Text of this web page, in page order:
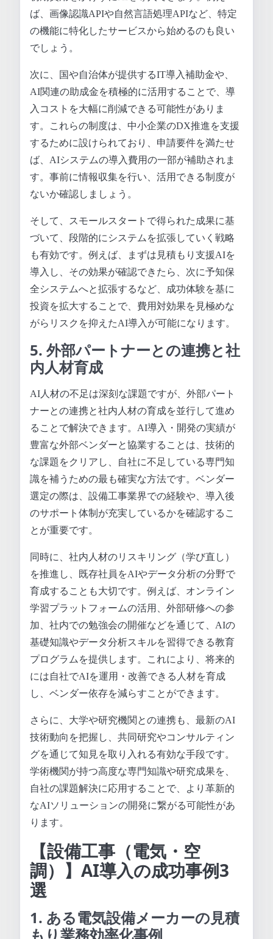
ば、画像認識APIや自然言語処理APIなど、特定
の機能に特化したサービスから始めるのも良い
でしょう。
次に、国や自治体が提供するIT導入補助金や、
AI関連の助成金を積極的に活用することで、導
入コストを大幅に削減できる可能性がありま
す。これらの制度は、中小企業のDX推進を支援
するために設けられており、申請要件を満たせ
ば、AIシステムの導入費用の一部が補助されま
す。事前に情報収集を行い、活用できる制度が
ないか確認しましょう。
そして、スモールスタートで得られた成果に基
づいて、段階的にシステムを拡張していく戦略
も有効です。例えば、まずは見積もり支援AIを
導入し、その効果が確認できたら、次に予知保
全システムへと拡張するなど、成功体験を基に
投資を拡大することで、費用対効果を見極めな
がらリスクを抑えたAI導入が可能になります。
5. 外部パートナーとの連携と社
内人材育成
AI人材の不足は深刻な課題ですが、外部パート
ナーとの連携と社内人材の育成を並行して進め
ることで解決できます。AI導入・開発の実績が
豊富な外部ベンダーと協業することは、技術的
な課題をクリアし、自社に不足している専門知
識を補うための最も確実な方法です。ベンダー
選定の際は、設備工事業界での経験や、導入後
のサポート体制が充実しているかを確認するこ
とが重要です。
同時に、社内人材のリスキリング（学び直し）
を推進し、既存社員をAIやデータ分析の分野で
育成することも大切です。例えば、オンライン
学習プラットフォームの活用、外部研修への参
加、社内での勉強会の開催などを通じて、AIの
基礎知識やデータ分析スキルを習得できる教育
プログラムを提供します。これにより、将来的
には自社でAIを運用・改善できる人材を育成
し、ベンダー依存を減らすことができます。
さらに、大学や研究機関との連携も、最新のAI
技術動向を把握し、共同研究やコンサルティン
グを通じて知見を取り入れる有効な手段です。
学術機関が持つ高度な専門知識や研究成果を、
自社の課題解決に応用することで、より革新的
なAIソリューションの開発に繋がる可能性があ
ります。
【設備工事（電気・空
調）】AI導入の成功事例3
選
1. ある電気設備メーカーの見積
もり業務効率化事例